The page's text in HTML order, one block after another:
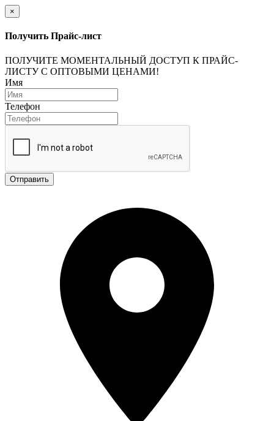
×
Получить Прайс-лист
ПОЛУЧИТЕ МОМЕНТАЛЬНЫЙ ДОСТУП К ПРАЙС-
ЛИСТУ С ОПТОВЫМИ ЦЕНАМИ!
Имя
Телефон
Отправить